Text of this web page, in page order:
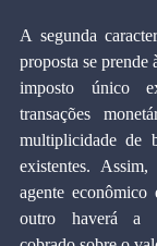
A segunda
proposta se prende
imposto único
transações
multiplicidade de
existentes.
agente econômico
outro haverá a